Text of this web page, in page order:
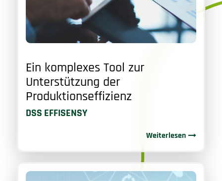
Ein komplexes Tool zur
Unterstützung der
Produktionseffizienz
DSS EFFISENSY
Weiterlesen